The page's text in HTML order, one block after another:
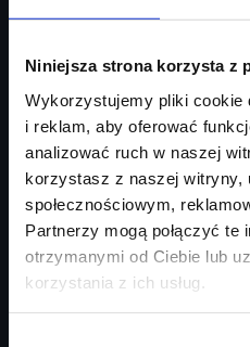
Niniejsza strona korzysta z
Wykorzystujemy pliki cookie
i reklam, aby oferować
analizować ruch w naszej
korzystasz z naszej witryny,
społecznościowym,
Partnerzy mogą połączyć te
otrzymanymi od Ciebie lub
korzystania z ich usług.
Audi Q3
Audi Q3 Sportback
Rok produkcji2026
Moc silnika 150KM
benzyna
Typ nadwoziaSUV
Salon Audi Centrum Gdańsk